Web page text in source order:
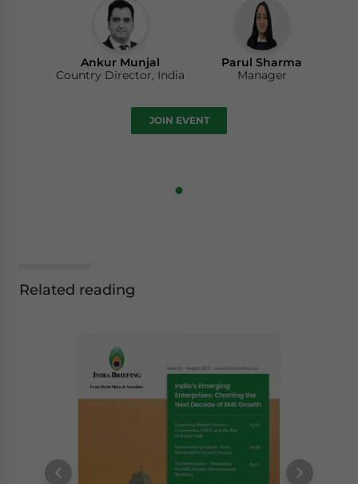
Ankur Munjal
Country Director, India
Parul Sharma
Manager
JOIN EVENT
Related reading